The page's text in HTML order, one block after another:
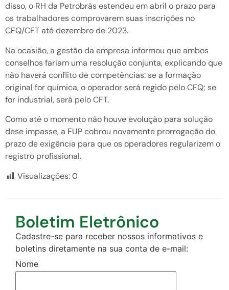
disso, o RH da Petrobrás estendeu em abril o prazo para
os trabalhadores comprovarem suas inscrições no
CFQ/CFT até dezembro de 2023.
Na ocasião, a gestão da empresa informou que ambos
conselhos fariam uma resolução conjunta, explicando que
não haverá conflito de competências: se a formação
original for química, o operador será regido pelo CFQ; se
for industrial, será pelo CFT.
Como até o momento não houve evolução para solução
dese impasse, a FUP cobrou novamente prorrogação do
prazo de exigência para que os operadores regularizem o
registro profissional.
Visualizações:0
Boletim Eletrônico
Cadastre-se para receber nossos informativos e
boletins diretamente na sua conta de e-mail:
Nome